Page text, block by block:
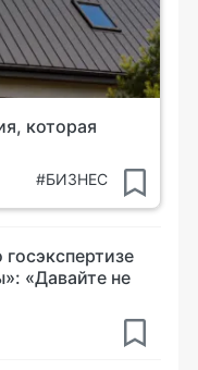
которая
#БИЗНЕС
«Давайте не